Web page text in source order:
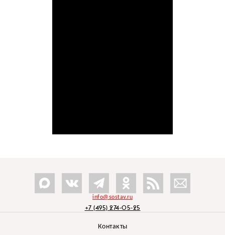
info@sostav.ru
+7 (495) 274-05-25
Контакты